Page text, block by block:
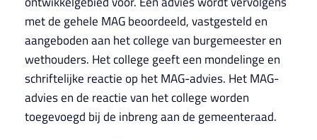
met de gehele MAG beoordeeld, vastgesteld en
aangeboden aan het college van burgemeester en
wethouders. Het college geeft een mondelinge en
schriftelijke reactie op het MAG-advies. Het MAG-
advies en de reactie van het college worden
toegevoegd bij de inbreng aan de gemeenteraad.